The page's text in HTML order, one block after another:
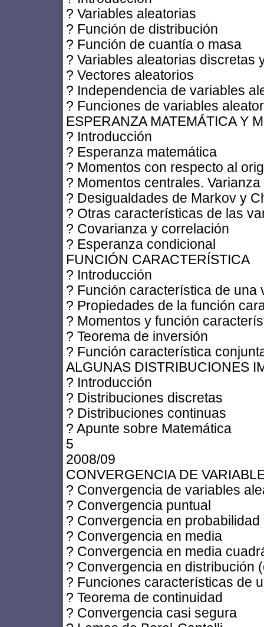
? Variables aleatorias
? Función de distribución
? Función de cuantía o masa
? Variables aleatorias discretas
? Vectores aleatorios
? Independencia de variables
? Funciones de variables
ESPERANZA MATEMÁTICA Y
? Introducción
? Esperanza matemática
? Momentos con respecto al
? Momentos centrales. Varianza
? Desigualdades de Markov y
? Otras características de las
? Covarianza y correlación
? Esperanza condicional
FUNCIÓN CARACTERÍSTICA
? Introducción
? Función característica de una
? Propiedades de la función
? Momentos y función
? Teorema de inversión
? Función característica
ALGUNAS DISTRIBUCIONES
? Introducción
? Distribuciones discretas
? Distribuciones continuas
? Apunte sobre Matemática
5
2008/09
CONVERGENCIA DE
? Convergencia de variables
? Convergencia puntual
? Convergencia en probabilidad
? Convergencia en media
? Convergencia en media
? Convergencia en distribución
? Funciones características de
? Teorema de continuidad
? Convergencia casi segura